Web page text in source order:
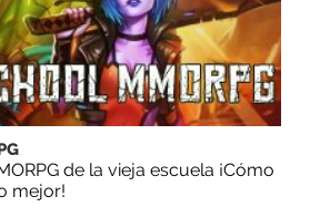
de la vieja escuela ¡Cómo
mejor!